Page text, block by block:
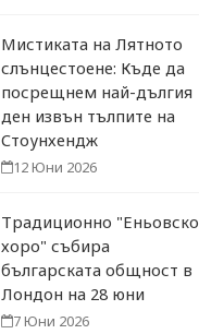
Мистиката на Лятното
слънцестоене: Къде да
посрещнем най-дългия
ден извън тълпите на
Стоунхендж
12 Юни 2026
Традиционно "Еньовско
хоро" събира
българската общност в
Лондон на 28 юни
7 Юни 2026